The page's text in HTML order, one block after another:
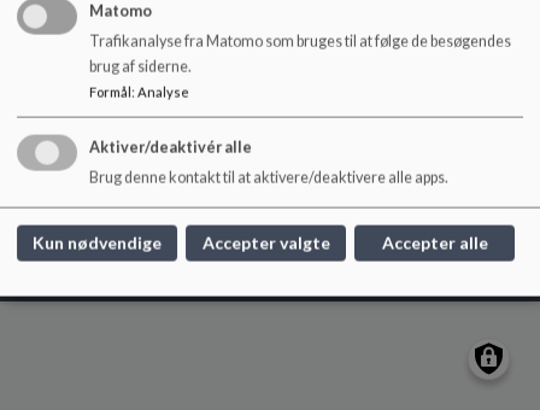
Bjedstrupvej 1 - 8660 Skanderborg
bjedstrupskole@skanderborg.dk
+45 87942000
EAN NR. 5798005707233
Sitemap
Cookie politik
Matomo
Trafikanalyse fra Matomo som bruges til at følge de besøgendes
brug af siderne.
Formål: Analyse
Aktiver/deaktivér alle
Brug denne kontakt til at aktivere/deaktivere alle apps.
Kun nødvendige Accepter valgte Accepter alle